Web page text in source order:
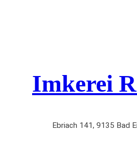
Imkerei
Ebriach 141, 9135 Bad